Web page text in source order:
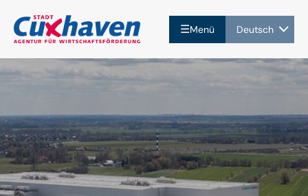
☰Menü